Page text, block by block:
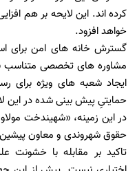
کرده اند. این لایحه بر هم
خواهد افزود.
گسترش خانه های امن برای
مشاوره های تخصصی متناسب
ایجاد شعبه های ویژه برای
حمایتیِ پیش بینی شده در این
در این زمینه، «شهیندخت
حقوق شهروندی و معاون پیشین
تاکید بر مقابله با خشونت